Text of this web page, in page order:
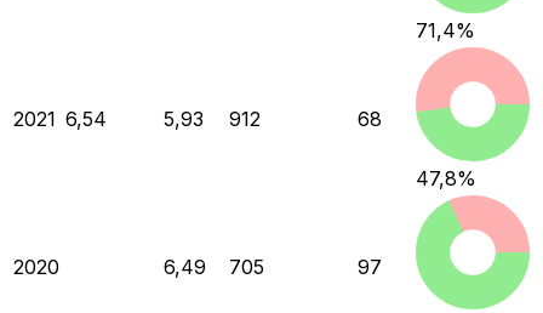
71,4%
2021 6,54 5,93 912 68
47,8%
2020 6,49 705 97